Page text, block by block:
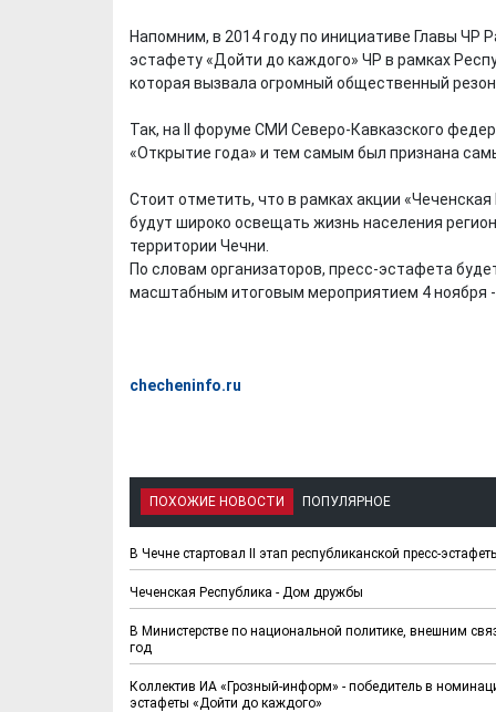
Напомним, в 2014 году по инициативе Главы ЧР
эстафету «Дойти до каждого» ЧР в рамках
которая вызвала огромный общественный
Так, на II форуме СМИ Северо-Кавказского
«Открытие года» и тем самым был признана
Стоит отметить, что в рамках акции
будут широко освещать жизнь населения
территории Чечни.
По словам организаторов, пресс-эстафета
масштабным итоговым мероприятием 4 ноября
checheninfo.ru
ПОХОЖИЕ НОВОСТИ ПОПУЛЯРНОЕ
В Чечне стартовал II этап республиканской пресс-
Чеченская Республика - Дом дружбы
В Министерстве по национальной политике, внешним
год
Коллектив ИА «Грозный-информ» - победитель в
эстафеты «Дойти до каждого»